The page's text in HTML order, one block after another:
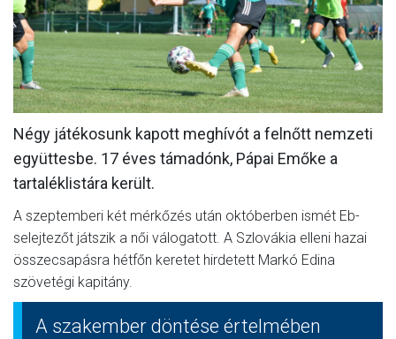
MÉRKŐZÉSEK
JELENTKEZÉS
KLUB
GALÉRIA
SZURKOLÓI ÉLMÉNYEK
Négy játékosunk kapott meghívót a felnőtt nemzeti
együttesbe. 17 éves támadónk, Pápai Emőke a
tartaléklistára került.
A szeptemberi két mérkőzés után októberben ismét Eb-
selejtezőt játszik a női válogatott. A Szlovákia elleni hazai
összecsapásra hétfőn keretet hirdetett Markó Edina
szövetégi kapitány.
A szakember döntése értelmében